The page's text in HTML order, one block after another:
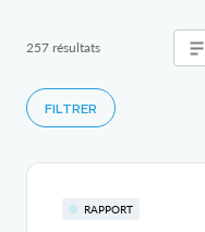
257 résultats
FILTRER
RAPPORT